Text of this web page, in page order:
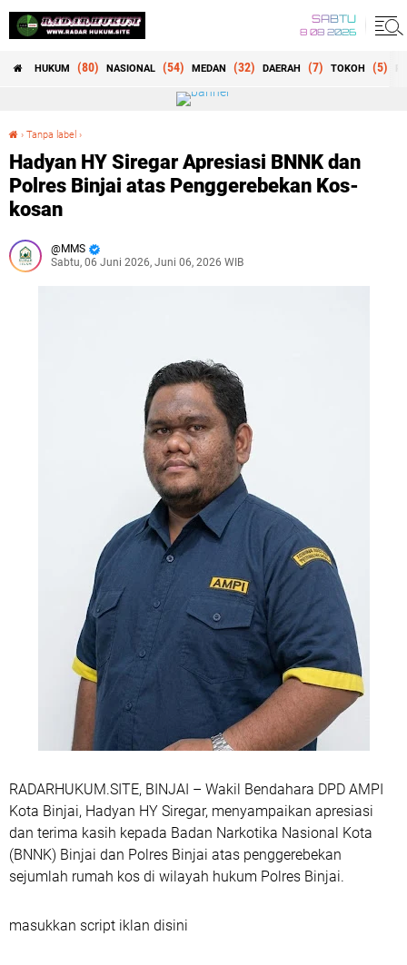
SABTU
8 08 2026
HUKUM (80) NASIONAL (54) MEDAN (32) DAERAH (7) TOKOH (5)
› Tanpa label ›
Hadyan HY Siregar Apresiasi BNNK dan
Polres Binjai atas Penggerebekan Kos-
kosan
MMS
Sabtu, 06 Juni 2026, Juni 06, 2026 WIB
RADARHUKUM.SITE, BINJAI – Wakil Bendahara DPD AMPI
Kota Binjai, Hadyan HY Siregar, menyampaikan apresiasi
dan terima kasih kepada Badan Narkotika Nasional Kota
(BNNK) Binjai dan Polres Binjai atas penggerebekan
sejumlah rumah kos di wilayah hukum Polres Binjai.
masukkan script iklan disini